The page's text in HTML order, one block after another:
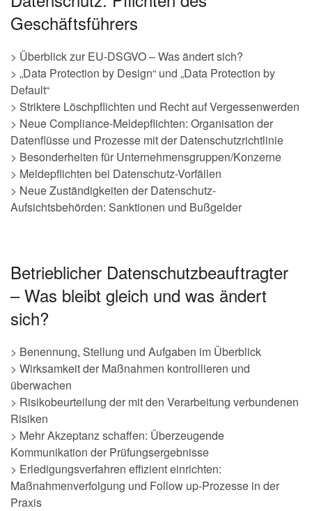
Geschäftsführers
> Überblick zur EU-DSGVO – Was ändert sich?
> „Data Protection by Design“ und „Data Protection by
Default“
> Striktere Löschpflichten und Recht auf Vergessenwerden
> Neue Compliance-Meldepflichten: Organisation der
Datenflüsse und Prozesse mit der Datenschutzrichtlinie
> Besonderheiten für Unternehmensgruppen/Konzerne
> Meldepflichten bei Datenschutz-Vorfällen
> Neue Zuständigkeiten der Datenschutz-
Aufsichtsbehörden: Sanktionen und Bußgelder
Betrieblicher Datenschutzbeauftragter
– Was bleibt gleich und was ändert
sich?
> Benennung, Stellung und Aufgaben im Überblick
> Wirksamkeit der Maßnahmen kontrollieren und
überwachen
> Risikobeurteilung der mit den Verarbeitung verbundenen
Risiken
> Mehr Akzeptanz schaffen: Überzeugende
Kommunikation der Prüfungsergebnisse
> Erledigungsverfahren effizient einrichten:
Maßnahmenverfolgung und Follow up-Prozesse in der
Praxis